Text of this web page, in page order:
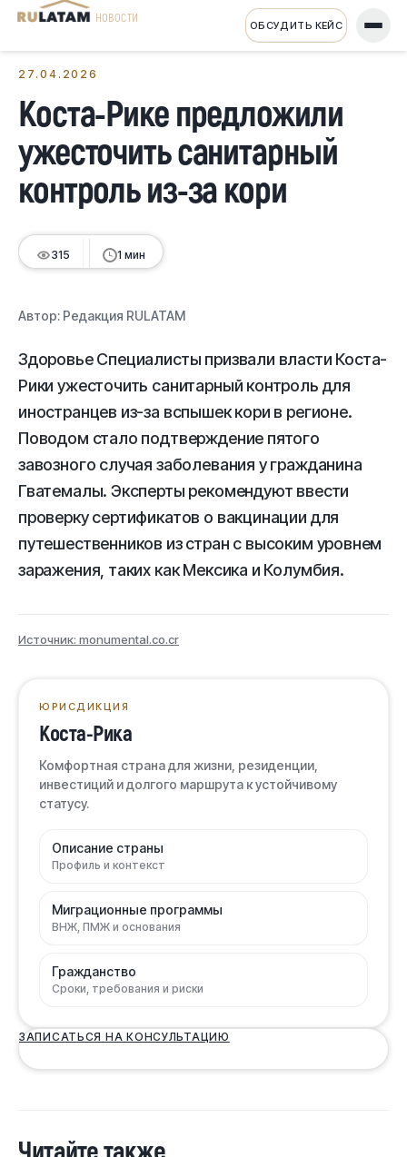
НОВОСТИ ОБСУДИТЬ КЕЙС
27.04.2026
Коста-Рике предложили
ужесточить санитарный
контроль из-за кори
315 1 мин
Автор: Редакция RULATAM
Здоровье Специалисты призвали власти Коста-
Рики ужесточить санитарный контроль для
иностранцев из-за вспышек кори в регионе.
Поводом стало подтверждение пятого
завозного случая заболевания у гражданина
Гватемалы. Эксперты рекомендуют ввести
проверку сертификатов о вакцинации для
путешественников из стран с высоким уровнем
заражения, таких как Мексика и Колумбия.
Источник: monumental.co.cr
ЮРИСДИКЦИЯ
Коста-Рика
Комфортная страна для жизни, резиденции,
инвестиций и долгого маршрута к устойчивому
статусу.
Описание страны
Профиль и контекст
Миграционные программы
ВНЖ, ПМЖ и основания
Гражданство
Сроки, требования и риски
ЗАПИСАТЬСЯ НА КОНСУЛЬТАЦИЮ